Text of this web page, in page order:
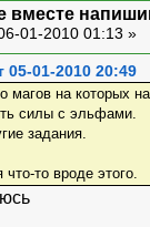
вместе
01-2010 01:13 »
05-01-2010 20:49
магов на которых
силы с эльфами.
задания.
то вроде этого.